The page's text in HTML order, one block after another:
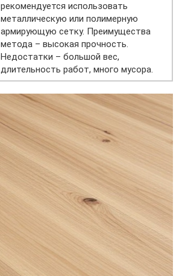
рекомендуется использовать
металлическую или полимерную
армирующую сетку. Преимущества
метода – высокая прочность.
Недостатки – большой вес,
длительность работ, много мусора.